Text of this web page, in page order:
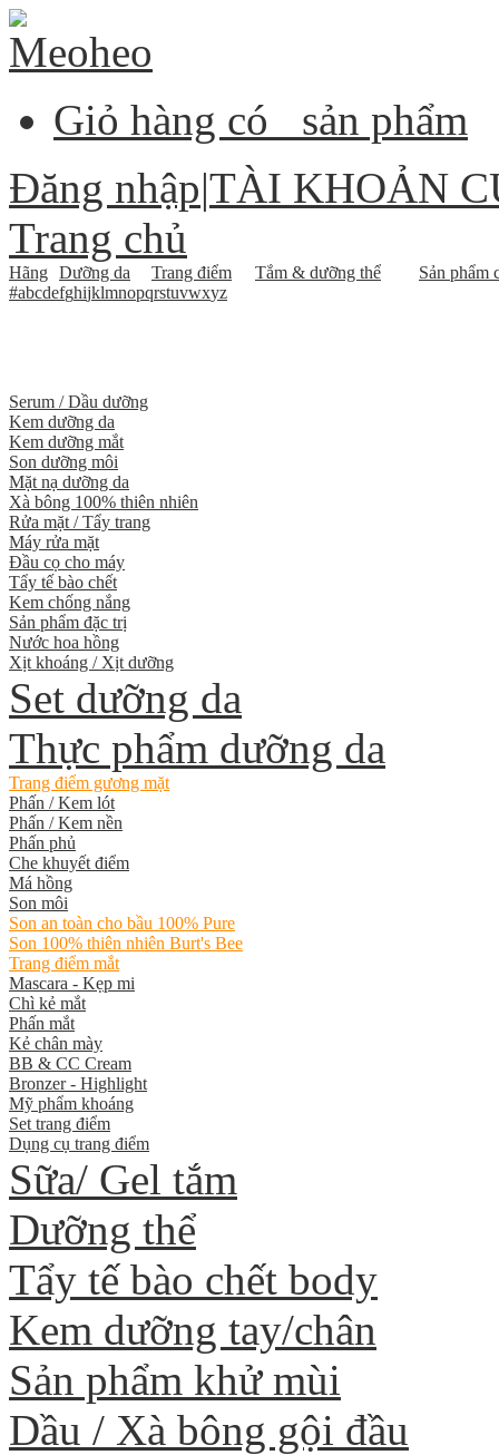
Giỏ hàng có
sản phẩm
Đăng nhập|TÀI KHOẢN
Trang chủ
Hãng Dưỡng da Trang điểm Tắm & dưỡng thể
Sản phẩm
#abcdefghijklmnopqrstuvwxyz
Serum / Dầu dưỡng
Kem dưỡng da
Kem dưỡng mắt
Son dưỡng môi
Mặt nạ dưỡng da
Xà bông 100% thiên nhiên
Rửa mặt / Tẩy trang
Máy rửa mặt
Đầu cọ cho máy
Tẩy tế bào chết
Kem chống nắng
Sản phẩm đặc trị
Nước hoa hồng
Xịt khoáng / Xịt dưỡng
Set dưỡng da
Thực phẩm dưỡng da
Trang điểm gương mặt
Phấn / Kem lót
Phấn / Kem nền
Phấn phủ
Che khuyết điểm
Má hồng
Son môi
Son an toàn cho bầu 100% Pure
Son 100% thiên nhiên Burt's Bee
Trang điểm mắt
Mascara - Kẹp mi
Chì kẻ mắt
Phấn mắt
Kẻ chân mày
BB & CC Cream
Bronzer - Highlight
Mỹ phẩm khoáng
Set trang điểm
Dụng cụ trang điểm
Sữa/ Gel tắm
Dưỡng thể
Tẩy tế bào chết body
Kem dưỡng tay/chân
Sản phẩm khử mùi
Dầu / Xà bông gội đầu